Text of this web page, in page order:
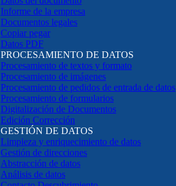
Informe de la empresa
Documentos legales
Copiar pegar
Datos PDF
PROCESAMIENTO DE DATOS
Procesamiento de textos y formato
Procesamiento de imágenes
Procesamiento de pedidos de entrada de datos
Procesamiento de formularios
Digitalización de Documentos
Edición Corrección
GESTIÓN DE DATOS
Limpieza y enriquecimiento de datos
Gestión de direcciones
Abstracción de datos
Análisis de datos